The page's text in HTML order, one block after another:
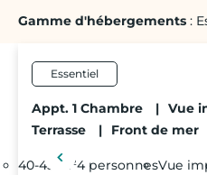
Gamme d'hébergements :
Essentiel
Appt. 1 Chambre | Vue
Terrasse
| Front de mer
40-45 m²4 personnesVue